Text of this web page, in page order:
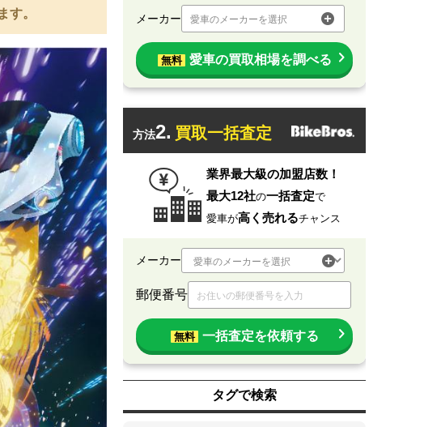
す。 メーカー 愛車のメーカーを選択
無料 愛車の買取相場を調べる
方法2. 買取一括査定
業界最大級の加盟店数！
最大12社の一括査定で
愛車が高く売れるチャンス
メーカー
郵便番号
無料 一括査定を依頼する
タグで検索